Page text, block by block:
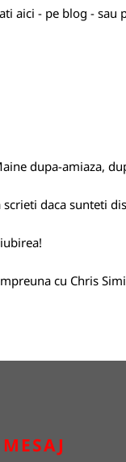
aici - pe blog - sau
dupa-amiaza,
scrieti daca sunteti
cu Chris